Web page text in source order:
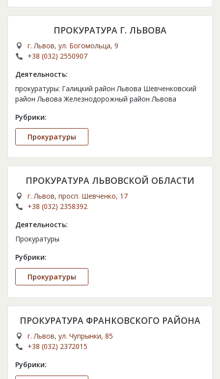
ПРОКУРАТУРА Г. ЛЬВОВА
г. Львов, ул. Богомольца, 9
+38 (032) 2550907
Деятельность:
прокуратуры: Галицкий район Львова Шевченковский
район Львова Железнодорожный район Львова
Рубрики:
Прокуратуры
ПРОКУРАТУРА ЛЬВОВСКОЙ ОБЛАСТИ
г. Львов, просп. Шевченко, 17
+38 (032) 2358392
Деятельность:
Прокуратуры
Рубрики:
Прокуратуры
ПРОКУРАТУРА ФРАНКОВСКОГО РАЙОНА
г. Львов, ул. Чупрынки, 85
+38 (032) 2372015
Рубрики: